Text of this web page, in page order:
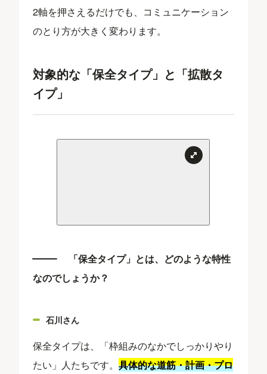
2軸を押さえるだけでも、コミュニケーション
のとり方が大きく変わります。
対象的な「保全タイプ」と「拡散タ
イプ」
「保全タイプ」とは、どのような特性
なのでしょうか？
石川さん
保全タイプは、「枠組みのなかでしっかりやり
たい」人たちです。具体的な道筋・計画・プロ